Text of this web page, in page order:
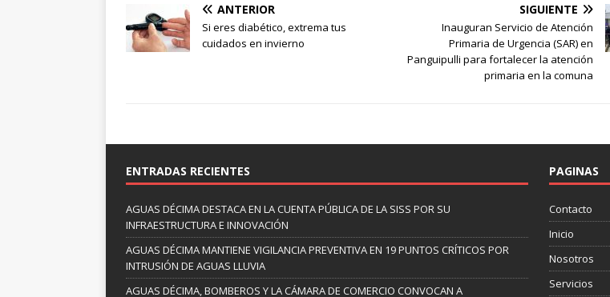
ANTERIOR
Si eres diabético, extrema tus
cuidados en invierno
SIGUIENTE
Inauguran Servicio de Atención
Primaria de Urgencia (SAR) en
Panguipulli para fortalecer la atención
primaria en la comuna
ENTRADAS RECIENTES
AGUAS DÉCIMA DESTACA EN LA CUENTA PÚBLICA DE LA SISS POR SU
INFRAESTRUCTURA E INNOVACIÓN
AGUAS DÉCIMA MANTIENE VIGILANCIA PREVENTIVA EN 19 PUNTOS CRÍTICOS POR
INTRUSIÓN DE AGUAS LLUVIA
AGUAS DÉCIMA, BOMBEROS Y LA CÁMARA DE COMERCIO CONVOCAN A
PAGINAS
Contacto
Inicio
Nosotros
Servicios